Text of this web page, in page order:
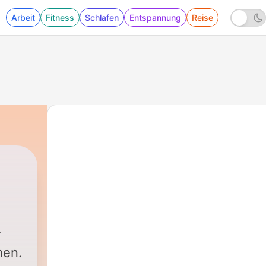
Arbeit Fitness Schlafen Entspannung Reise